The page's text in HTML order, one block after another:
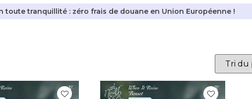
toute tranquillité : zéro frais de douane en Union Européenne !